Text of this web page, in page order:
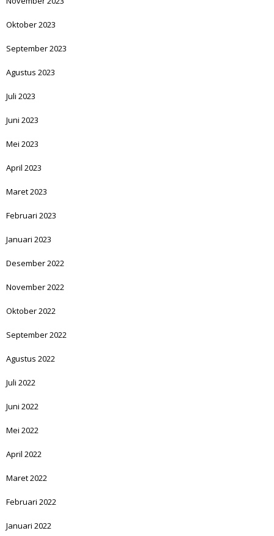
Oktober 2023
September 2023
Agustus 2023
Juli 2023
Juni 2023
Mei 2023
April 2023
Maret 2023
Februari 2023
Januari 2023
Desember 2022
November 2022
Oktober 2022
September 2022
Agustus 2022
Juli 2022
Juni 2022
Mei 2022
April 2022
Maret 2022
Februari 2022
Januari 2022